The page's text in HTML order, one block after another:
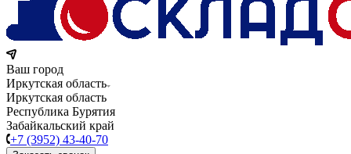
Ваш город
Иркутская область
Иркутская область
Республика Бурятия
Забайкальский край
+7 (3952) 43-40-70